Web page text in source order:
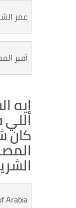
عمر
أمير
إيه
اللي
كان
Arabia